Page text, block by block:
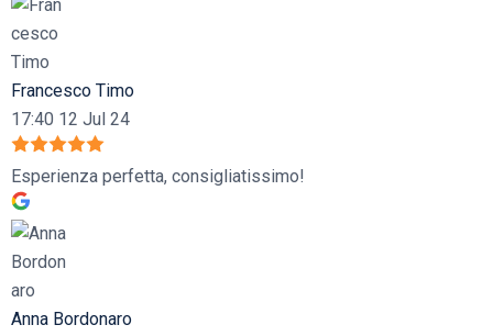
Francesco Timo
17:40 12 Jul 24
Esperienza perfetta, consigliatissimo!
Anna Bordonaro